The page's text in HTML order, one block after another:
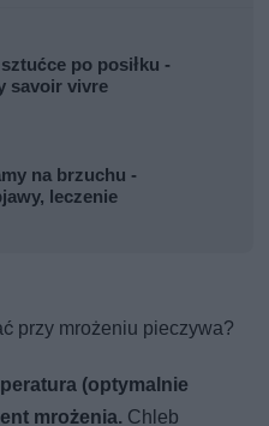
po posiłku -
savoir vivre
na brzuchu -
leczenie
przy mrożeniu pieczywa?
(optymalnie
mrożenia. Chleb